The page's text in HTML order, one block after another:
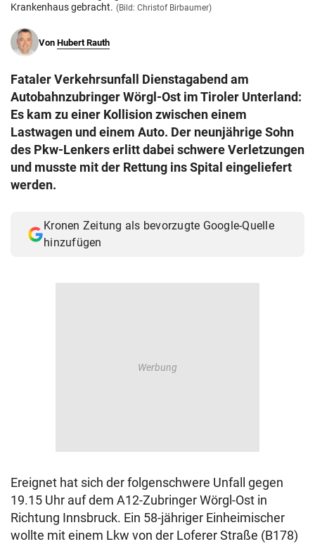
Krankenhaus gebracht. (Bild: Christof Birbaumer)
Von Hubert Rauth
Fataler Verkehrsunfall Dienstagabend am
Autobahnzubringer Wörgl-Ost im Tiroler Unterland:
Es kam zu einer Kollision zwischen einem
Lastwagen und einem Auto. Der neunjährige Sohn
des Pkw-Lenkers erlitt dabei schwere Verletzungen
und musste mit der Rettung ins Spital eingeliefert
werden.
Kronen Zeitung als bevorzugte Google-Quelle
hinzufügen
Ereignet hat sich der folgenschwere Unfall gegen
19.15 Uhr auf dem A12-Zubringer Wörgl-Ost in
Richtung Innsbruck. Ein 58-jähriger Einheimischer
wollte mit einem Lkw von der Loferer Straße (B178)